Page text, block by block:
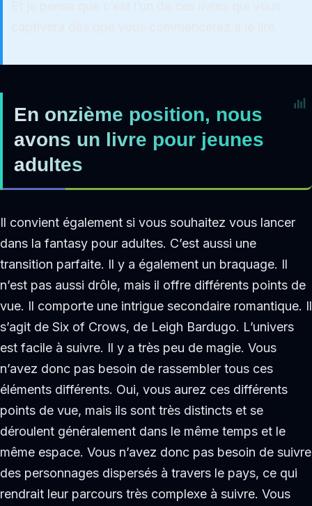
En onzième position, nous
avons un livre pour jeunes
adultes
Il convient également si vous souhaitez vous lancer
dans la fantasy pour adultes. C’est aussi une
transition parfaite. Il y a également un braquage. Il
n’est pas aussi drôle, mais il offre différents points de
vue. Il comporte une intrigue secondaire romantique. Il
s’agit de Six of Crows, de Leigh Bardugo. L’univers
est facile à suivre. Il y a très peu de magie. Vous
n’avez donc pas besoin de rassembler tous ces
éléments différents. Oui, vous aurez ces différents
points de vue, mais ils sont très distincts et se
déroulent généralement dans le même temps et le
même espace. Vous n’avez donc pas besoin de suivre
des personnages dispersés à travers le pays, ce qui
rendrait leur parcours très complexe à suivre. Vous